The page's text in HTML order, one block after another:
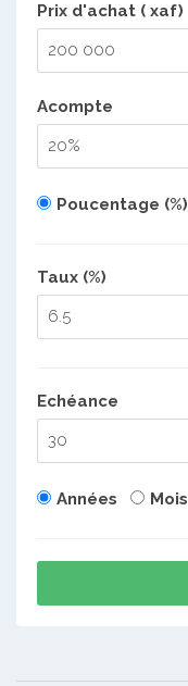
Prix d'achat ( xaf)
Acompte
Poucentage (%)
Taux (%)
Echéance
Années Mois